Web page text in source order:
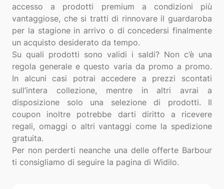
accesso a prodotti premium a condizioni più
vantaggiose, che si tratti di rinnovare il guardaroba
per la stagione in arrivo o di concedersi finalmente
un acquisto desiderato da tempo.
Su quali prodotti sono validi i saldi? Non c’è una
regola generale e questo varia da promo a promo.
In alcuni casi potrai accedere a prezzi scontati
sull’intera collezione, mentre in altri avrai a
disposizione solo una selezione di prodotti. Il
coupon inoltre potrebbe darti diritto a ricevere
regali, omaggi o altri vantaggi come la spedizione
gratuita.
Per non perderti neanche una delle offerte Barbour